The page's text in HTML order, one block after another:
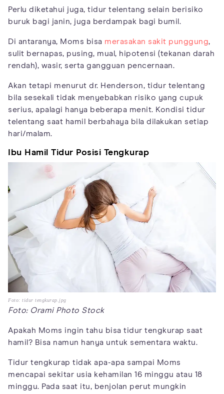
Perlu diketahui juga, tidur telentang selain berisiko
buruk bagi janin, juga berdampak bagi bumil.
Di antaranya, Moms bisa merasakan sakit punggung,
sulit bernapas, pusing, mual, hipotensi (tekanan darah
rendah), wasir, serta gangguan pencernaan.
Akan tetapi menurut dr. Henderson, tidur telentang
bila sesekali tidak menyebabkan risiko yang cupuk
serius, apalagi hanya beberapa menit. Kondisi tidur
telentang saat hamil berbahaya bila dilakukan setiap
hari/malam.
Ibu Hamil Tidur Posisi Tengkurap
Foto: tidur tengkurap.jpg
Foto: Orami Photo Stock
Apakah Moms ingin tahu bisa tidur tengkurap saat
hamil? Bisa namun hanya untuk sementara waktu.
Tidur tengkurap tidak apa-apa sampai Moms
mencapai sekitar usia kehamilan 16 minggu atau 18
minggu. Pada saat itu, benjolan perut mungkin